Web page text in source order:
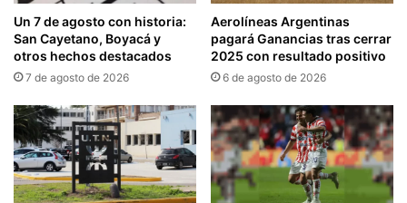
Un 7 de agosto con historia:
San Cayetano, Boyacá y
otros hechos destacados
7 de agosto de 2026
Aerolíneas Argentinas
pagará Ganancias tras cerrar
2025 con resultado positivo
6 de agosto de 2026